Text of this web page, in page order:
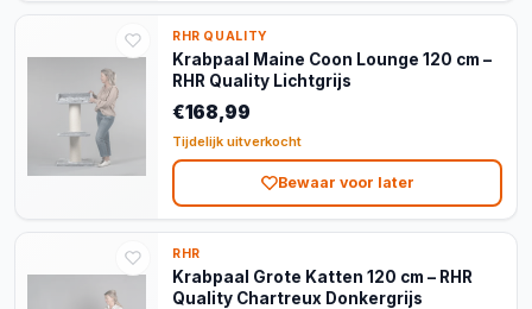
RHR QUALITY
Krabpaal Maine Coon Lounge 120 cm –
RHR Quality Lichtgrijs
€168,99
Tijdelijk uitverkocht
Bewaar voor later
RHR
Krabpaal Grote Katten 120 cm – RHR
Quality Chartreux Donkergrijs